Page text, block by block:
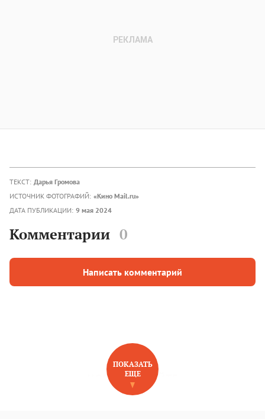
ТЕКСТ: Дарья Громова
ИСТОЧНИК ФОТОГРАФИЙ: «Кино Mail.ru»
ДАТА ПУБЛИКАЦИИ: 9 мая 2024
Комментарии 0
Написать комментарий
НОВОЕ НА САЙТЕ
ПОКАЗАТЬ
ЕЩЕ